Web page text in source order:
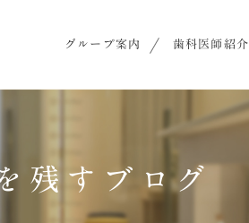
グループ案内 歯科医師紹介
残すブログ